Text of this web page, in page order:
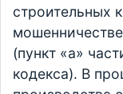
строительных
(пункт «а»
кодекса). В